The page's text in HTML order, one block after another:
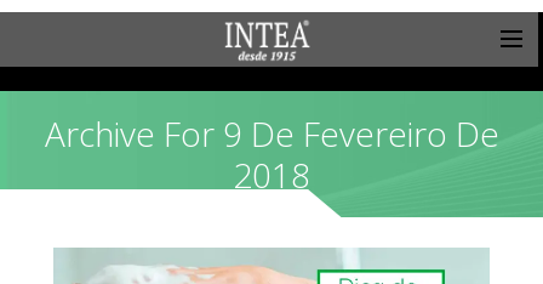
Archive For 9 De Fevereiro De
2018